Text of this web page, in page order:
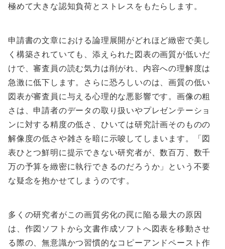
極めて大きな認知負荷とストレスをもたらします。
申請書の文章における論理展開がどれほど緻密で美し
く構築されていても、添えられた図表の画質が低いだ
けで、審査員の読む気力は削がれ、内容への理解度は
急激に低下します。さらに恐ろしいのは、画質の低い
図表が審査員に与える心理的な悪影響です。画像の粗
さは、申請者のデータの取り扱いやプレゼンテーショ
ンに対する精度の低さ、ひいては研究計画そのものの
解像度の低さや雑さを暗に示唆してしまいます。「図
表ひとつ鮮明に提示できない研究者が、数百万、数千
万の予算を緻密に執行できるのだろうか」という不要
な疑念を抱かせてしまうのです。
多くの研究者がこの画質劣化の罠に陥る最大の原因
は、作図ソフトから文書作成ソフトへ図表を移動させ
る際の、無意識かつ習慣的なコピーアンドペースト作